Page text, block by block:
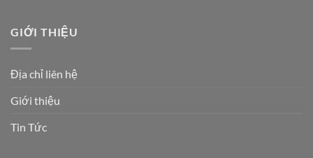
GIỚI THIỆU
Địa chỉ liên hệ
Giới thiệu
Tin Tức